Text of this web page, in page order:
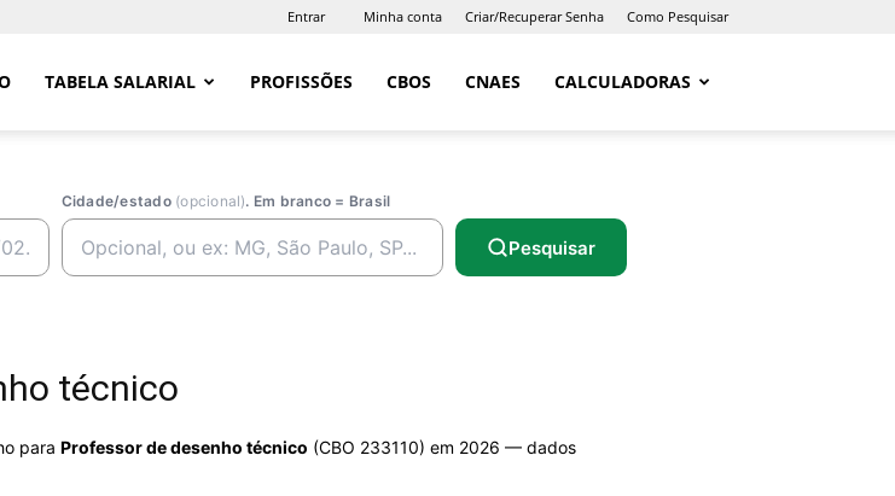
Entrar Minha conta Criar/Recuperar Senha Como Pesquisar
TABELA SALARIAL PROFISSÕES CBOS CNAES CALCULADORAS
Cidade/estado (opcional). Em branco = Brasil
Pesquisar
técnico
para Professor de desenho técnico (CBO 233110) em 2026 — dados